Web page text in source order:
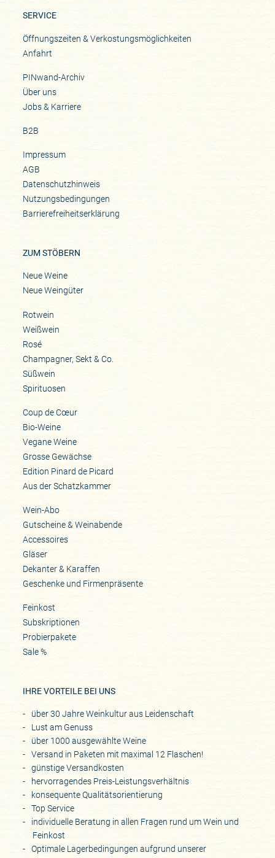
SERVICE
Öffnungszeiten & Verkostungsmöglichkeiten
Anfahrt
PINwand-Archiv
Über uns
Jobs & Karriere
B2B
Impressum
AGB
Datenschutzhinweis
Nutzungsbedingungen
Barrierefreiheitserklärung
ZUM STÖBERN
Neue Weine
Neue Weingüter
Rotwein
Weißwein
Rosé
Champagner, Sekt & Co.
Süßwein
Spirituosen
Coup de Cœur
Bio-Weine
Vegane Weine
Grosse Gewächse
Edition Pinard de Picard
Aus der Schatzkammer
Wein-Abo
Gutscheine & Weinabende
Accessoires
Gläser
Dekanter & Karaffen
Geschenke und Firmenpräsente
Feinkost
Subskriptionen
Probierpakete
Sale %
IHRE VORTEILE BEI UNS
über 30 Jahre Weinkultur aus Leidenschaft
Lust am Genuss
über 1000 ausgewählte Weine
Versand in Paketen mit maximal 12 Flaschen!
günstige Versandkosten
hervorragendes Preis-Leistungsverhältnis
konsequente Qualitätsorientierung
Top Service
individuelle Beratung in allen Fragen rund um Wein und
Feinkost
Optimale Lagerbedingungen aufgrund unserer